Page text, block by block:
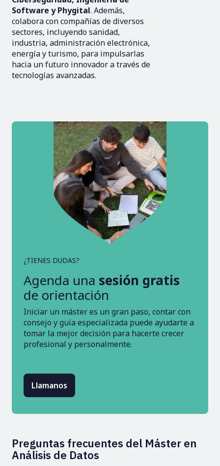
Software y Phygital. Además,
colabora con compañías de diversos
sectores, incluyendo sanidad,
industria, administración electrónica,
energía y turismo, para impulsarlas
hacia un futuro innovador a través de
tecnologías avanzadas.
¿TIENES DUDAS?
Agenda una sesión gratis
de orientación
Iniciar un máster es un gran paso, contar con
consejo y guía especializada puede ayudarte a
tomar la mejor decisión para hacerte crecer
profesional y personalmente.
Llamanos
Preguntas frecuentes del Máster en
Análisis de Datos